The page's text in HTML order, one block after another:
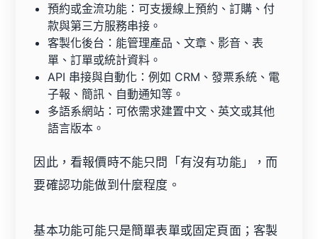
預約或金流功能：可支援線上預約、訂購、付
款與第三方服務串接。
客製化後台：能管理產品、文章、影音、表
單、訂單或統計資料。
API 串接與自動化：例如 CRM、發票系統、電
子報、簡訊、自動通知等。
多語系網站：可依需求建置中文、英文或其他
語言版本。
因此，看報價時不能只問「有沒有功能」，而
要確認功能做到什麼程度。
基本功能可能只是簡單表單或固定頁面；客製